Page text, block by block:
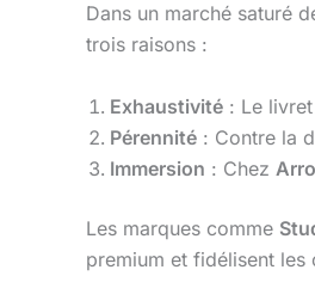
Dans un marché saturé
trois raisons :
Exhaustivité : Le
Pérennité : Contre la
Immersion : Chez
Les marques comme
premium et fidélisent les